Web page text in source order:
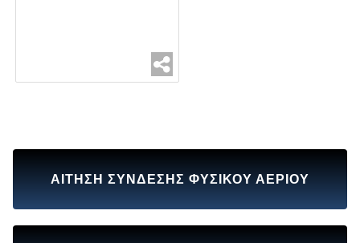
ΑΙΤΗΣΗ ΣΥΝΔΕΣΗΣ ΦΥΣΙΚΟΥ ΑΕΡΙΟΥ